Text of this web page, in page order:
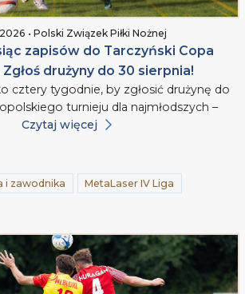
• Polski Związek Piłki Nożnej
zapisów do Tarczyński Copa
Zgłoś drużyny do 30 sierpnia!
cztery tygodnie, by zgłosić drużynę do
turnieju dla najmłodszych –
Czytaj więcej
i zawodnika MetaLaser IV Liga